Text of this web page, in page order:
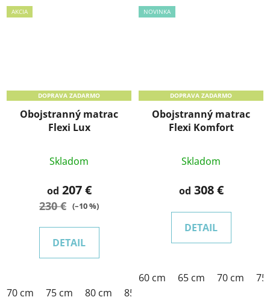
AKCIA
DOPRAVA ZADARMO
Obojstranný matrac
Flexi Lux
Skladom
od 207 €
230 € (–10 %)
DETAIL
70 cm 75 cm 80 cm 85 cm
NOVINKA
DOPRAVA ZADARMO
Obojstranný matrac
Flexi Komfort
Skladom
od 308 €
DETAIL
60 cm 65 cm 70 cm 75